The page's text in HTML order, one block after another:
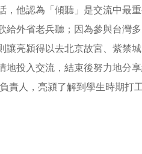
，他認為「傾聽」是交流中最
給外省老兵聽；因為參與台灣
讓亮潁得以去北京故宮、紫禁
地投入交流，結束後努力地分
責人，亮潁了解到學生時期打